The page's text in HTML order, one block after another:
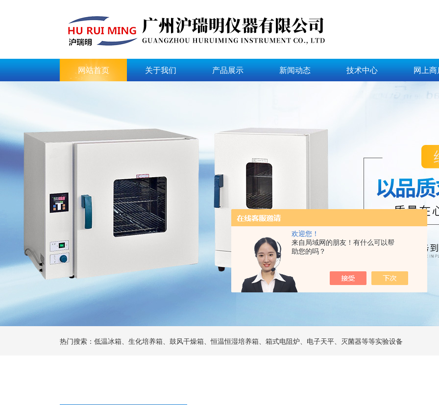
欢迎您！
来自局域网的朋友！有什么可以帮
助您的吗？
网站首页 关于我们 产品展示 新闻动态 技术中心 网上商
热门搜索：低温冰箱、生化培养箱、鼓风干燥箱、恒温恒湿培养箱、箱式电阻炉、电子天平、灭菌器等等实验设备